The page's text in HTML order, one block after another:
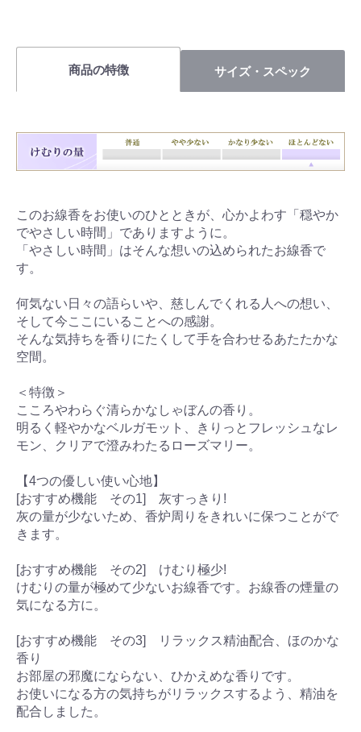
商品の特徴 サイズ・スペック
このお線香をお使いのひとときが、心かよわす「穏やか
でやさしい時間」でありますように。
「やさしい時間」はそんな想いの込められたお線香で
す。
何気ない日々の語らいや、慈しんでくれる人への想い、
そして今ここにいることへの感謝。
そんな気持ちを香りにたくして手を合わせるあたたかな
空間。
＜特徴＞
こころやわらぐ清らかなしゃぼんの香り。
明るく軽やかなベルガモット、きりっとフレッシュなレ
モン、クリアで澄みわたるローズマリー。
【4つの優しい使い心地】
[おすすめ機能 その1] 灰すっきり!
灰の量が少ないため、香炉周りをきれいに保つことがで
きます。
[おすすめ機能 その2] けむり極少!
けむりの量が極めて少ないお線香です。お線香の煙量の
気になる方に。
[おすすめ機能 その3] リラックス精油配合、ほのかな
香り
お部屋の邪魔にならない、ひかえめな香りです。
お使いになる方の気持ちがリラックスするよう、精油を
配合しました。